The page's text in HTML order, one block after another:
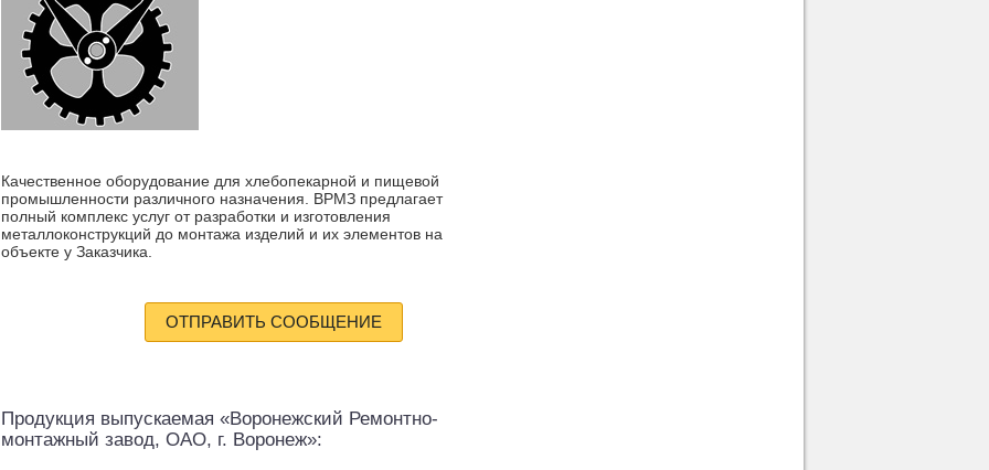
Качественное оборудование для хлебопекарной и пищевой
промышленности различного назначения. ВРМЗ предлагает
полный комплекс услуг от разработки и изготовления
металлоконструкций до монтажа изделий и их элементов на
объекте у Заказчика.
ОТПРАВИТЬ СООБЩЕНИЕ
Продукция выпускаемая «Воронежский Ремонтно-
монтажный завод, ОАО, г. Воронеж»: